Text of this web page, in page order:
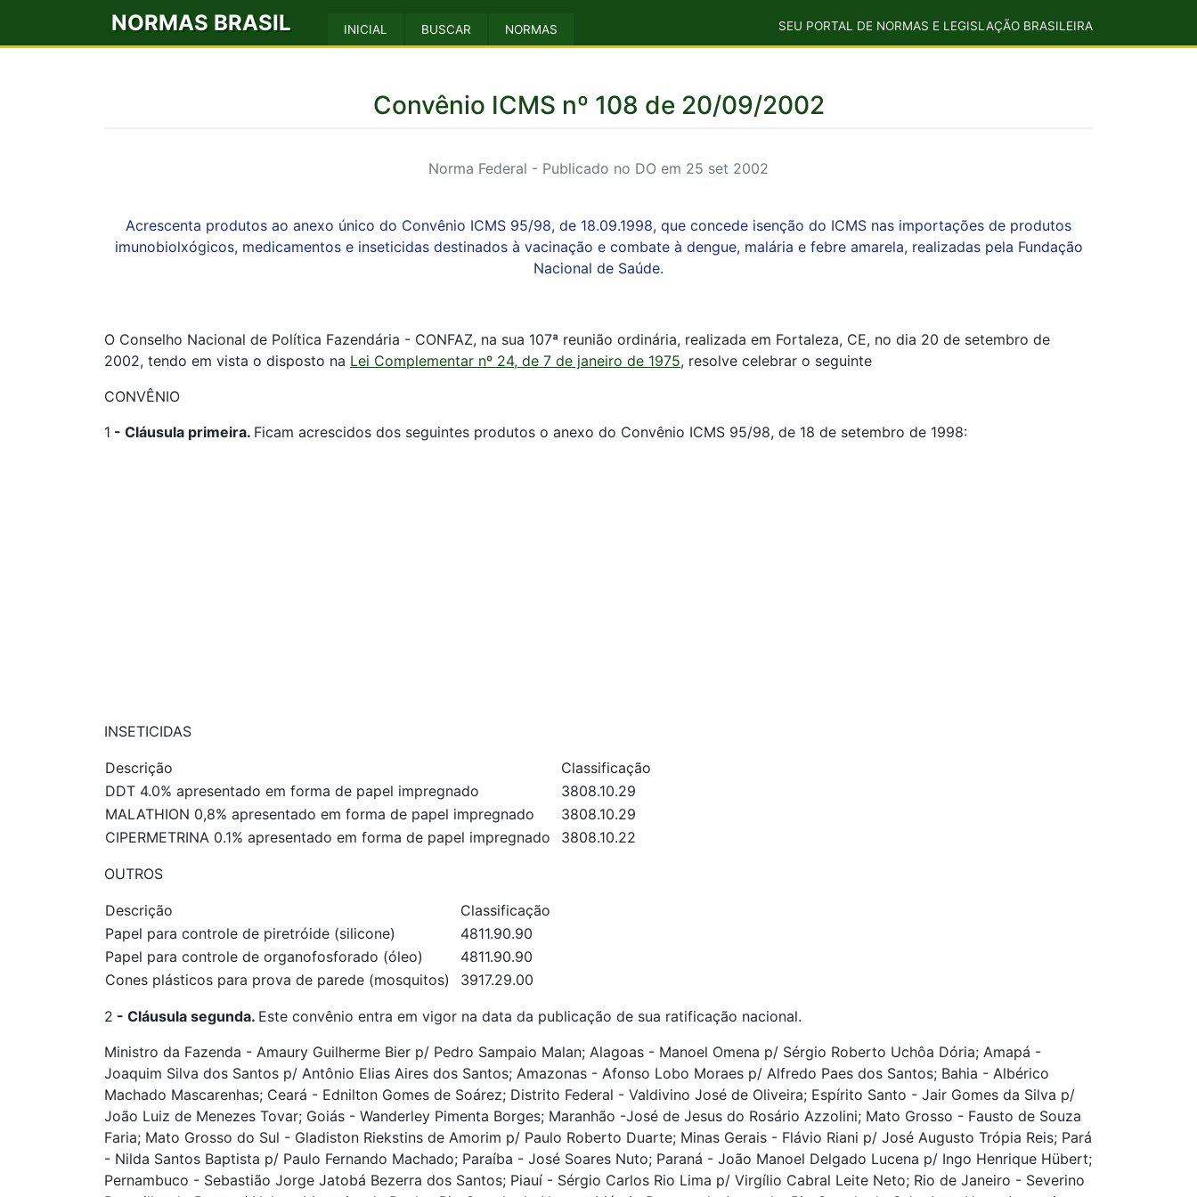
NORMAS BRASIL INICIAL BUSCAR NORMAS SEU PORTAL DE NORMAS E LEGISLAÇÃO BRASILEIRA
Convênio ICMS nº 108 de 20/09/2002
Norma Federal - Publicado no DO em 25 set 2002
Acrescenta produtos ao anexo único do Convênio ICMS 95/98, de 18.09.1998, que concede isenção do ICMS nas importações de produtos
imunobiolxógicos, medicamentos e inseticidas destinados à vacinação e combate à dengue, malária e febre amarela, realizadas pela Fundação
Nacional de Saúde.
O Conselho Nacional de Política Fazendária - CONFAZ, na sua 107ª reunião ordinária, realizada em Fortaleza, CE, no dia 20 de setembro de
2002, tendo em vista o disposto na Lei Complementar nº 24, de 7 de janeiro de 1975, resolve celebrar o seguinte
CONVÊNIO
1 - Cláusula primeira. Ficam acrescidos dos seguintes produtos o anexo do Convênio ICMS 95/98, de 18 de setembro de 1998:
INSETICIDAS
Descrição
Classificação
DDT 4.0% apresentado em forma de papel impregnado
3808.10.29
MALATHION 0,8% apresentado em forma de papel impregnado
3808.10.29
CIPERMETRINA 0.1% apresentado em forma de papel impregnado
3808.10.22
OUTROS
Descrição
Classificação
Papel para controle de piretróide (silicone)
4811.90.90
Papel para controle de organofosforado (óleo)
4811.90.90
Cones plásticos para prova de parede (mosquitos)
3917.29.00
2 - Cláusula segunda. Este convênio entra em vigor na data da publicação de sua ratificação nacional.
Ministro da Fazenda - Amaury Guilherme Bier p/ Pedro Sampaio Malan; Alagoas - Manoel Omena p/ Sérgio Roberto Uchôa Dória; Amapá -
Joaquim Silva dos Santos p/ Antônio Elias Aires dos Santos; Amazonas - Afonso Lobo Moraes p/ Alfredo Paes dos Santos; Bahia - Albérico
Machado Mascarenhas; Ceará - Ednilton Gomes de Soárez; Distrito Federal - Valdivino José de Oliveira; Espírito Santo - Jair Gomes da Silva p/
João Luiz de Menezes Tovar; Goiás - Wanderley Pimenta Borges; Maranhão -José de Jesus do Rosário Azzolini; Mato Grosso - Fausto de Souza
Faria; Mato Grosso do Sul - Gladiston Riekstins de Amorim p/ Paulo Roberto Duarte; Minas Gerais - Flávio Riani p/ José Augusto Trópia Reis; Pará
- Nilda Santos Baptista p/ Paulo Fernando Machado; Paraíba - José Soares Nuto; Paraná - João Manoel Delgado Lucena p/ Ingo Henrique Hübert;
Pernambuco - Sebastião Jorge Jatobá Bezerra dos Santos; Piauí - Sérgio Carlos Rio Lima p/ Virgílio Cabral Leite Neto; Rio de Janeiro - Severino